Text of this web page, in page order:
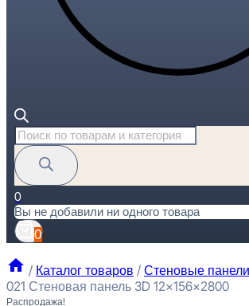
Поиск
товаров
0
Вы не добавили ни одного товара
0
/ Каталог товаров / Стеновые панели
021 Стеновая панель 3D 12x156x2800
Распродажа!